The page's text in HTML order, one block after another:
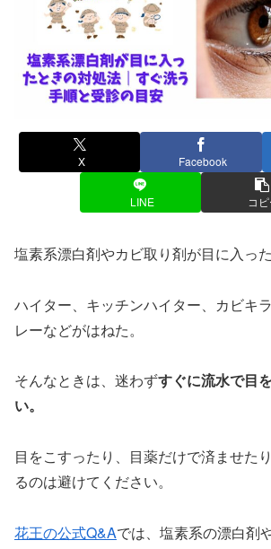
X Facebook
LINE コ
塩素系漂白剤やカビ取り剤が目に入っ
ハイター、キッチンハイター、カビキ
レーなどがはねた。
そんなときは、迷わずすぐに流水で目
い。
目をこすったり、目薬だけで済ませた
るのは避けてください。
花王の公式Q&Aでは、塩素系の漂白剤